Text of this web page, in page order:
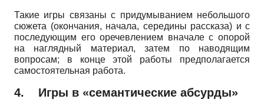
Такие игры связаны с придумыванием небольшого
сюжета (окончания, начала, середины рассказа) и с
последующим его оречевлением вначале с опорой
на наглядный материал, затем по наводящим
вопросам; в конце этой работы предполагается
самостоятельная работа.
4. Игры в «семантические абсурды»